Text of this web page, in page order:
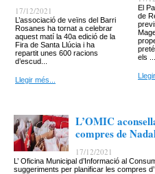
17/12/2021
L’associació de veïns del Barri
Rosanes ha tornat a celebrar
aquest matí la 40a edició de la
Fira de Santa Llúcia i ha
repartit unes 600 racions
d’escud...
Llegir més...
El
de
els ...
L’OMIC
compres de
17/12/2021
L’ Oficina Municipal d’Informació al
suggeriments per planificar les compres